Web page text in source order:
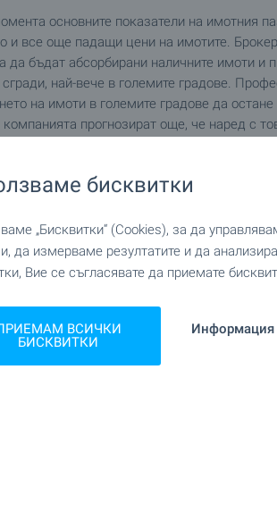
основните показатели на имотния
и все още падащи цени на имотите.
да бъдат абсорбирани наличните имоти и
най-вече в големите градове.
на имоти в големите градове да
прогнозират още, че наред с
г. до 1985 г. е обусловено от демографски
на жилищни нужди. След 1985 г. то
миграция към големите градове.
на жилища и от регулирането на цените
жилища, и тенденция цените на имотите
държавното регулиране. Желанието за
и през изминалото десетилетие.
и от чуждестранен интерес към покупка на
бисквитки
„Бисквитки“ (Cookies), за да
да измерваме резултатите и да
Вие се съгласявате да приемате
ВСИЧКИ
БИСКВИТКИ
Информация